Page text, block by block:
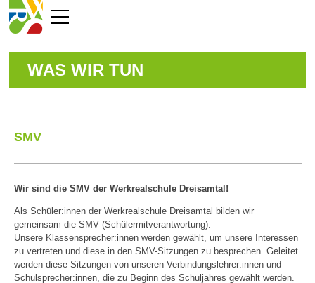
WAS WIR TUN
SMV
Wir sind die SMV der Werkrealschule Dreisamtal!
Als Schüler:innen der Werkrealschule Dreisamtal bilden wir
gemeinsam die SMV (Schülermitverantwortung).
Unsere Klassensprecher:innen werden gewählt, um unsere Interessen
zu vertreten und diese in den SMV-Sitzungen zu besprechen. Geleitet
werden diese Sitzungen von unseren Verbindungslehrer:innen und
Schulsprecher:innen, die zu Beginn des Schuljahres gewählt werden.